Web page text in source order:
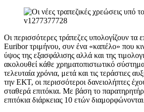
Οι περισσότερες τράπεζες υπολογίζουν τα
Euribor τριμήνου, συν ένα «καπέλο» που
ύψος της εξασφάλισης αλλά και της
ακολουθεί κάθε χρηματοπιστωτικό
τελευταία χρόνια, μετά και τις τεράστιες
την ΕΚΤ, οι περισσότεροι δανειολήπτες
σταθερά επιτόκια. Με βάση το
επιτόκια διάρκειας 10 ετών